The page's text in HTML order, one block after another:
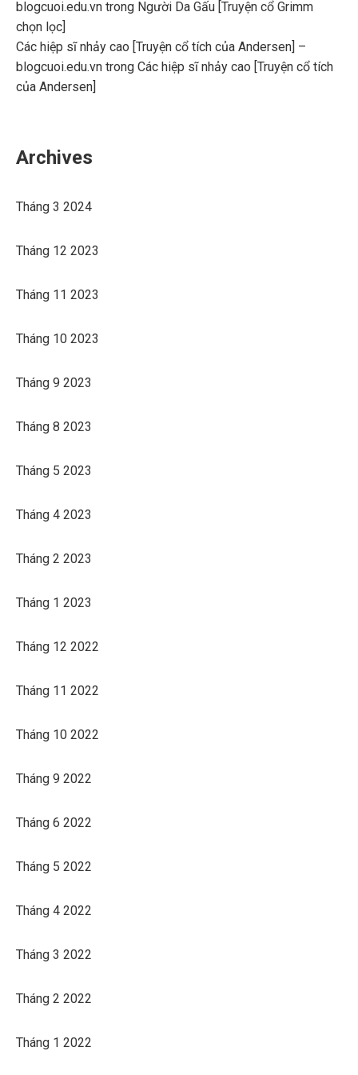
blogcuoi.edu.vn trong Người Da Gấu [Truyện cổ Grimm
chọn lọc]
Các hiệp sĩ nhảy cao [Truyện cổ tích của Andersen] –
blogcuoi.edu.vn trong Các hiệp sĩ nhảy cao [Truyện cổ tích
của Andersen]
Archives
Tháng 3 2024
Tháng 12 2023
Tháng 11 2023
Tháng 10 2023
Tháng 9 2023
Tháng 8 2023
Tháng 5 2023
Tháng 4 2023
Tháng 2 2023
Tháng 1 2023
Tháng 12 2022
Tháng 11 2022
Tháng 10 2022
Tháng 9 2022
Tháng 6 2022
Tháng 5 2022
Tháng 4 2022
Tháng 3 2022
Tháng 2 2022
Tháng 1 2022